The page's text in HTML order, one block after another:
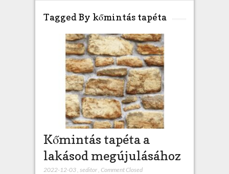
Tagged By kőmintás tapéta
Kőmintás tapéta a
lakásod megújulásához
2022-12-03, seditor, Comment Closed